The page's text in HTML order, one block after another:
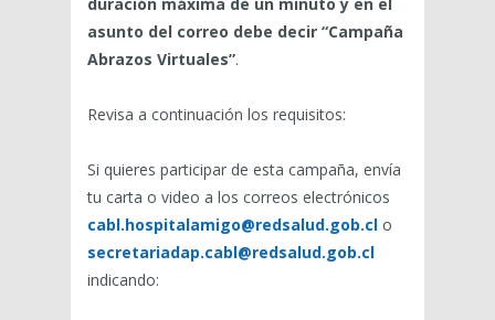
duración máxima de un minuto y en el
asunto del correo debe decir “Campaña
Abrazos Virtuales”.
Revisa a continuación los requisitos:
Si quieres participar de esta campaña, envía
tu carta o video a los correos electrónicos
cabl.hospitalamigo@redsalud.gob.cl o
secretariadap.cabl@redsalud.gob.cl
indicando: